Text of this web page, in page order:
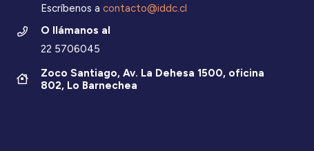
Escríbenos a contacto@iddc.cl
O llámanos al
22 5706045
Zoco Santiago, Av. La Dehesa 1500, oficina
802, Lo Barnechea